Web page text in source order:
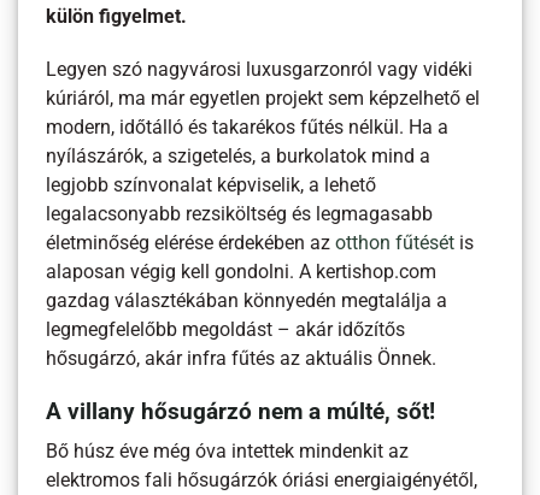
külön figyelmet.
Legyen szó nagyvárosi luxusgarzonról vagy vidéki
kúriáról, ma már egyetlen projekt sem képzelhető el
modern, időtálló és takarékos fűtés nélkül. Ha a
nyílászárók, a szigetelés, a burkolatok mind a
legjobb színvonalat képviselik, a lehető
legalacsonyabb rezsiköltség és legmagasabb
életminőség elérése érdekében azotthon fűtését is
alaposan végig kell gondolni. A kertishop.com
gazdag választékában könnyedén megtalálja a
legmegfelelőbb megoldást – akár időzítős
hősugárzó, akár infra fűtés az aktuális Önnek.
A villany hősugárzó nem a múlté, sőt!
Bő húsz éve még óva intettek mindenkit az
elektromos fali hősugárzók óriási energiaigényétől,